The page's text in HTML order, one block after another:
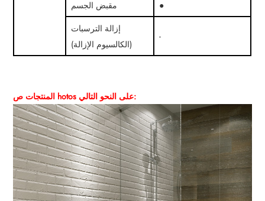
مقبض الجسم
●
إزالة الترسبات
(الكالسيوم الإزالة)
-
المنتجات ص hotos على النحو التالي: